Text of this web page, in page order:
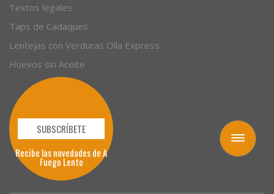
Toggle
navigation
Textos legales
Taps de Cadaques
Lentejas con Verduras Olla Express
Huevos sin Aceite
SUBSCRÍBETE
Recibe las novedades de A
Fuego Lento